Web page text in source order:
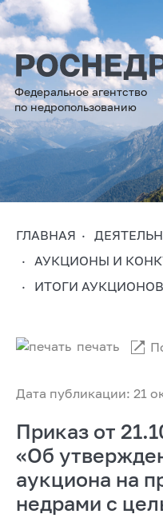
Федеральное агентство
по недропользованию
ГЛАВНАЯ
АУКЦИОНЫ И
ИТОГИ
Дата публикации: 21
печать
Приказ от
«Об
аукциона на
недрами с